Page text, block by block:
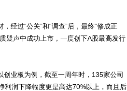
过“公关”和“调查”后，最终“修成正
疑声中成功上市，一度创下A股最高发行
业板为例，截至一周年时，135家公司
利润下降幅度更是高达70%以上，而且后